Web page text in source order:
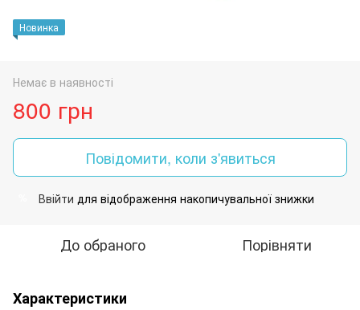
Новинка
Немає в наявності
800 грн
Повідомити, коли з'явиться
Ввійти для відображення накопичувальної знижки
До обраного Порівняти
Характеристики